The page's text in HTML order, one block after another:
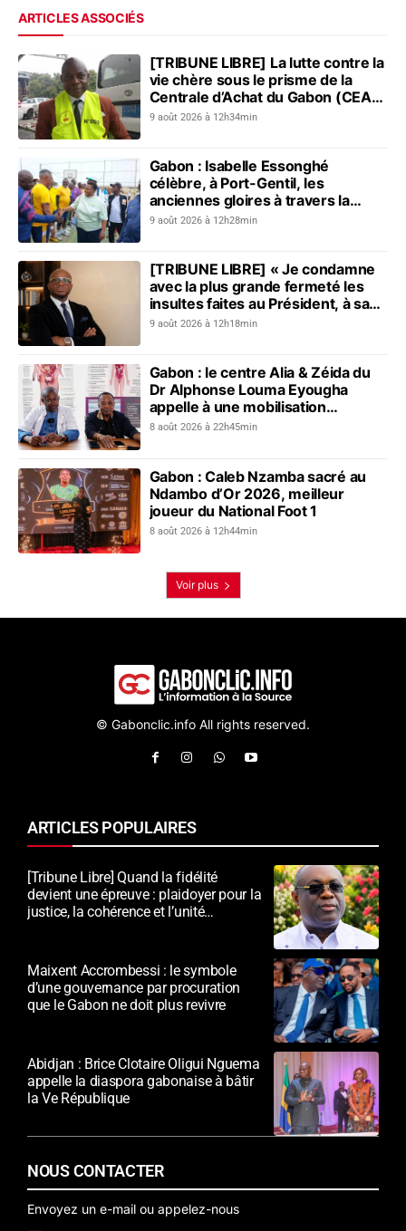
ARTICLES ASSOCIÉS
[TRIBUNE LIBRE] La lutte contre la
vie chère sous le prisme de la
Centrale d’Achat du Gabon (CEAG)
: le constat du Réseau pour...
9 août 2026 à 12h34min
Gabon : Isabelle Essonghé
célèbre, à Port-Gentil, les
anciennes gloires à travers la
première édition du Tournoi des
9 août 2026 à 12h28min
[TRIBUNE LIBRE] « Je condamne
avec la plus grande fermeté les
insultes faites au Président, à sa
mère, à son épouse et au peuple
9 août 2026 à 12h18min
Gabon : le centre Alia & Zéida du
Dr Alphonse Louma Eyougha
appelle à une mobilisation
collective contre les addictions
8 août 2026 à 22h45min
Gabon : Caleb Nzamba sacré au
Ndambo d’Or 2026, meilleur
joueur du National Foot 1
8 août 2026 à 12h44min
Voir plus
© Gabonclic.info All rights reserved.
ARTICLES POPULAIRES
[Tribune Libre] Quand la fidélité
devient une épreuve : plaidoyer pour la
justice, la cohérence et l’unité
Maixent Accrombessi : le symbole
d’une gouvernance par procuration
que le Gabon ne doit plus revivre
Abidjan : Brice Clotaire Oligui Nguema
appelle la diaspora gabonaise à bâtir
la Ve République
NOUS CONTACTER
Envoyez un e-mail ou appelez-nous